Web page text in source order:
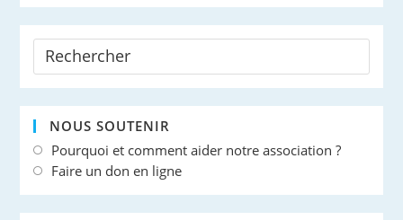
NOUS SOUTENIR
Pourquoi et comment aider notre association ?
Faire un don en ligne